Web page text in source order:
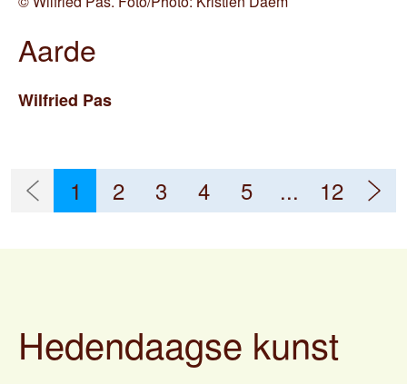
Aarde
Wilfried Pas
1 2 3 4 5 ... 12
Hedendaagse kunst